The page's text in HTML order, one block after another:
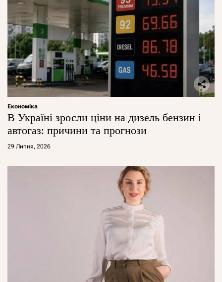
Економіка
В Україні зросли ціни на дизель бензин і
автогаз: причини та прогнози
29 Липня, 2026